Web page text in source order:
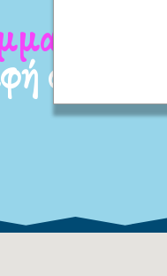
σας τώρα!